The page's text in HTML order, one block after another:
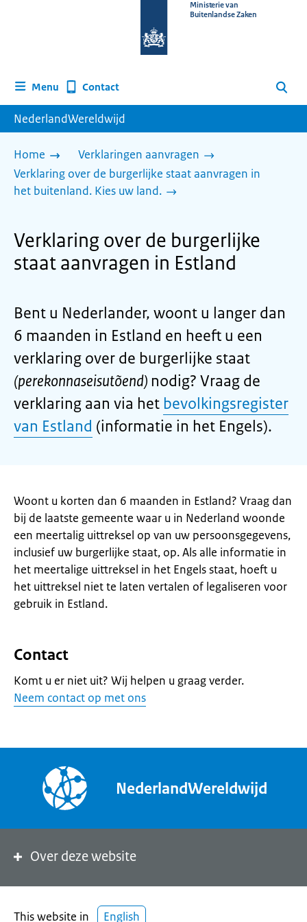
homepage
Ministerie van
Buitenlandse Zaken
Menu Contact Zoeken
NederlandWereldwijd
Home
Verklaringen aanvragen
Verklaring over de burgerlijke staat aanvragen in
het buitenland. Kies uw land.
Verklaring over de burgerlijke
staat aanvragen in Estland
Bent u Nederlander, woont u langer dan
6 maanden in Estland en heeft u een
verklaring over de burgerlijke staat
(perekonnaseisutõend) nodig? Vraag de
verklaring aan via het bevolkingsregister
van Estland (informatie in het Engels).
Woont u korten dan 6 maanden in Estland? Vraag dan
bij de laatste gemeente waar u in Nederland woonde
een meertalig uittreksel op van uw persoonsgegevens,
inclusief uw burgerlijke staat, op. Als alle informatie in
het meertalige uittreksel in het Engels staat, hoeft u
het uittreksel niet te laten vertalen of legaliseren voor
gebruik in Estland.
Contact
Komt u er niet uit? Wij helpen u graag verder.
Neem contact op met ons
NederlandWereldwijd
Over deze website
This website in English